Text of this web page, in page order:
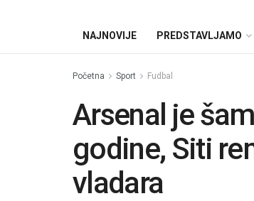
NAJNOVIJE PREDSTAVLJAMO
Početna Sport Fudbal
Arsenal je
godine, Siti
vladara